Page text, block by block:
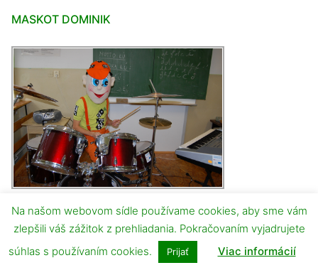
MASKOT DOMINIK
VIDEOROČENKA 2019/2020
Video
Na našom webovom sídle používame cookies, aby sme vám
zlepšili váš zážitok z prehliadania. Pokračovaním vyjadrujete
súhlas s používaním cookies.
Prijať Viac informácií